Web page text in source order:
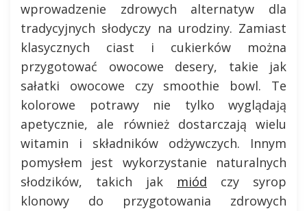
wprowadzenie zdrowych alternatyw dla
tradycyjnych słodyczy na urodziny. Zamiast
klasycznych ciast i cukierków można
przygotować owocowe desery, takie jak
sałatki owocowe czy smoothie bowl. Te
kolorowe potrawy nie tylko wyglądają
apetycznie, ale również dostarczają wielu
witamin i składników odżywczych. Innym
pomysłem jest wykorzystanie naturalnych
słodzików, takich jak miód czy syrop
klonowy do przygotowania zdrowych